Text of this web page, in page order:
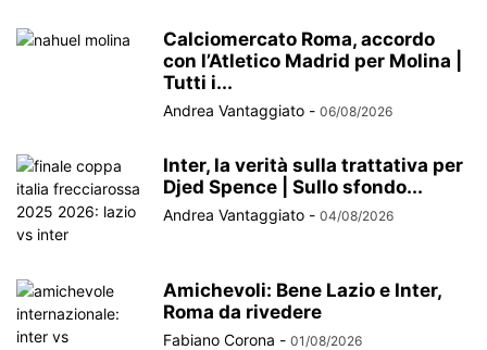
Calciomercato Roma, accordo
con l’Atletico Madrid per Molina |
Tutti i...
Andrea Vantaggiato - 06/08/2026
Inter, la verità sulla trattativa per
Djed Spence | Sullo sfondo...
Andrea Vantaggiato - 04/08/2026
Amichevoli: Bene Lazio e Inter,
Roma da rivedere
Fabiano Corona - 01/08/2026